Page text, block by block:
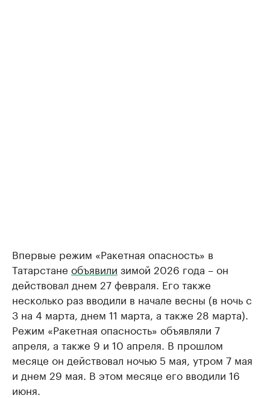
Впервые режим «Ракетная опасность» в
Татарстане объявили зимой 2026 года – он
действовал днем 27 февраля. Его также
несколько раз вводили в начале весны (в ночь с
3 на 4 марта, днем 11 марта, а также 28 марта).
Режим «Ракетная опасность» объявляли 7
апреля, а также 9 и 10 апреля. В прошлом
месяце он действовал ночью 5 мая, утром 7 мая
и днем 29 мая. В этом месяце его вводили 16
июня.